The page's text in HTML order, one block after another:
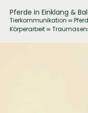
Zum
Inhalt
springen
Pferde in Einklang &
Tierkommunikation ∞
Körperarbeit ∞